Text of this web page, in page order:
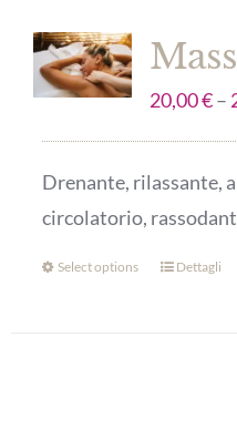
20,00€–
Drenante, rilassante,
circolatorio,
Select options Dettagli